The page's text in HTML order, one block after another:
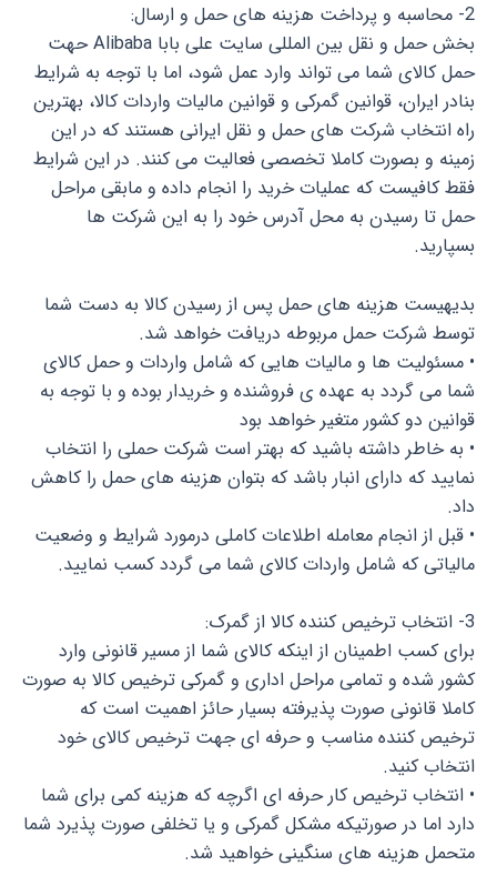
2- محاسبه و پرداخت هزینه های حمل و ارسال:
بخش حمل و نقل بین المللی سایت علی بابا Alibaba حهت
حمل کالای شما می تواند وارد عمل شود، اما با توجه به شرایط
بنادر ایران، قوانین گمرکی و قوانین مالیات واردات کالا، بهترین
راه انتخاب شرکت های حمل و نقل ایرانی هستند که در این
زمینه و بصورت کاملا تخصصی فعالیت می کنند. در این شرایط
فقط کافیست که عملیات خرید را انجام داده و مابقی مراحل
حمل تا رسیدن به محل آدرس خود را به این شرکت ها
بسپارید.
بدیهیست هزینه های حمل پس از رسیدن کالا به دست شما
توسط شرکت حمل مربوطه دریافت خواهد شد.
• مسئولیت ها و مالیات هایی که شامل واردات و حمل کالای
شما می گردد به عهده ی فروشنده و خریدار بوده و با توجه به
قوانین دو کشور متغیر خواهد بود
• به خاطر داشته باشید که بهتر است شرکت حملی را انتخاب
نمایید که دارای انبار باشد که بتوان هزینه های حمل را کاهش
داد.
• قبل از انجام معامله اطلاعات کاملی درمورد شرایط و وضعیت
مالیاتی که شامل واردات کالای شما می گردد کسب نمایید.
3- انتخاب ترخیص کننده کالا از گمرک:
برای کسب اطمینان از اینکه کالای شما از مسیر قانونی وارد
کشور شده و تمامی مراحل اداری و گمرکی ترخیص کالا به صورت
کاملا قانونی صورت پذیرفته بسیار حائز اهمیت است که
ترخیص کننده مناسب و حرفه ای جهت ترخیص کالای خود
انتخاب کنید.
• انتخاب ترخیص کار حرفه ای اگرچه که هزینه کمی برای شما
دارد اما در صورتیکه مشکل گمرکی و یا تخلفی صورت پذیرد شما
متحمل هزینه های سنگینی خواهید شد.